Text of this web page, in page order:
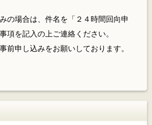
の場合は、件名を「２４時間回向申
項を記入の上ご連絡ください。
前申し込みをお願いしております。